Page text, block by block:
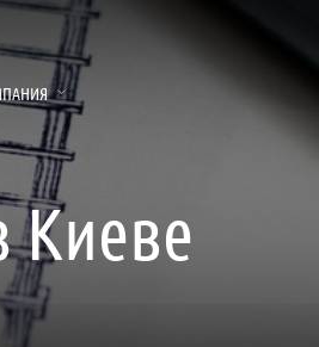
Киеве